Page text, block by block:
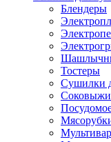
Блендеры
Тостеры
Сушилки